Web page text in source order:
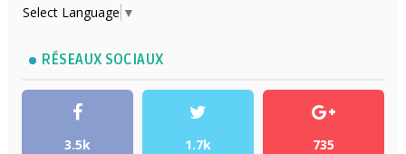
Select Language ▼
RÉSEAUX SOCIAUX
3.5k 1.7k 735